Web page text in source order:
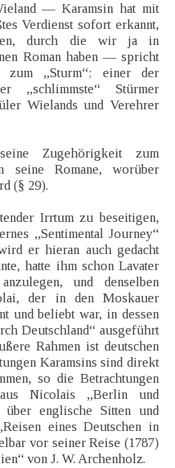
— Karamsin hat mit
Verdienst sofort erkannt,
durch die wir ja in
Roman haben — spricht
zum „Sturm“; einer der
„schlimmste“ Stürmer
Wielands und Verehrer
Zugehörigkeit zum
seine Romane, worüber
(§ 29).
Irrtum zu beseitigen,
„Sentimental Journey“
er hieran auch gedacht
hatte ihm schon Lavater
und denselben
der in den Moskauer
und beliebt war, in dessen
Deutschland“ ausgeführt
Rahmen ist deutschen
Karamsins sind direkt
so die Betrachtungen
Nicolais „Berlin und
über englische Sitten und
eines Deutschen in
vor seiner Reise (1787)
von J. W. Archenholz.